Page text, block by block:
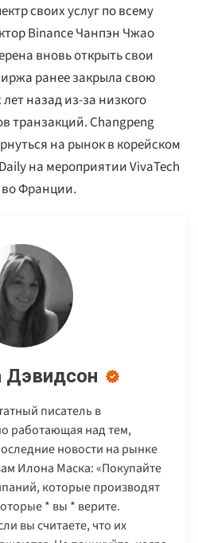
своих услуг по всему
Binance Чанпэн Чжао
вновь открыть свои
ранее закрыла свою
назад из-за низкого
транзакций. Changpeng
на рынок в корейском
на мероприятии VivaTech
во Франции.
Дэвидсон
писатель в
работающая над тем,
новости на рынке
Илона Маска: «Покупайте
которые производят
* вы * верите.
вы считаете, что их